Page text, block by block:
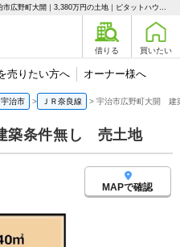
宇治市広野町大開 建築条件無し 売土地 京都府宇治市広野町大開｜3,380万円の土地｜ピタットハウス小倉店 未来Design株式会社
借りる 買いたい
売りたい方へ オーナー様へ
宇治市 ＪＲ奈良線 宇治市広野町大開 建
築条件無し 売土地
MAPで確認